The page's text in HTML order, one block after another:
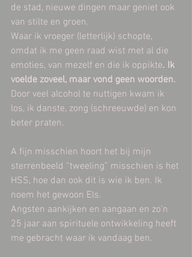
de stad, nieuwe dingen maar geniet ook
van stilte en groen.
Waar ik vroeger (letterlijk) schopte,
omdat ik me geen raad wist met al die
emoties, van mezelf en die ik oppikte. Ik
voelde zoveel, maar vond geen woorden.
Door veel alcohol te nuttigen kwam ik
los, ik danste, zong (schreeuwde) en kon
beter praten.
A fijn misschien hoort het bij mijn
sterrenbeeld “tweeling” misschien is het
HSS, hoe dan ook dit is wie ik ben. Ik
noem het gewoon Els.
Angsten aankijken en aangaan en zo’n
25 jaar aan spirituele ontwikkeling heeft
me gebracht waar ik vandaag ben.